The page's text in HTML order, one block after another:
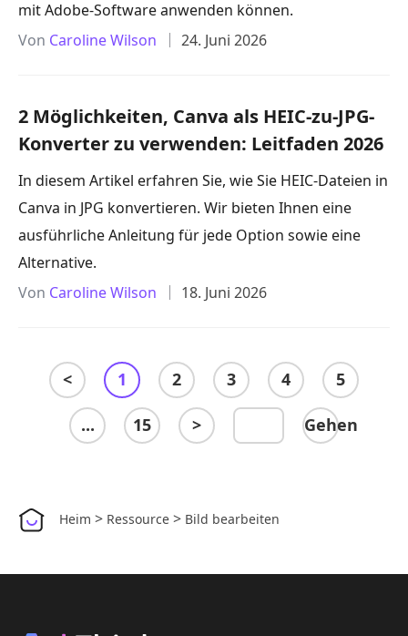
mit Adobe-Software anwenden können.
Von Caroline Wilson 24. Juni 2026
2 Möglichkeiten, Canva als HEIC-zu-JPG-
Konverter zu verwenden: Leitfaden 2026
In diesem Artikel erfahren Sie, wie Sie HEIC-Dateien in
Canva in JPG konvertieren. Wir bieten Ihnen eine
ausführliche Anleitung für jede Option sowie eine
Alternative.
Von Caroline Wilson 18. Juni 2026
< 1 2 3 4 5
... 15 > Gehen
Heim > Ressource > Bild bearbeiten